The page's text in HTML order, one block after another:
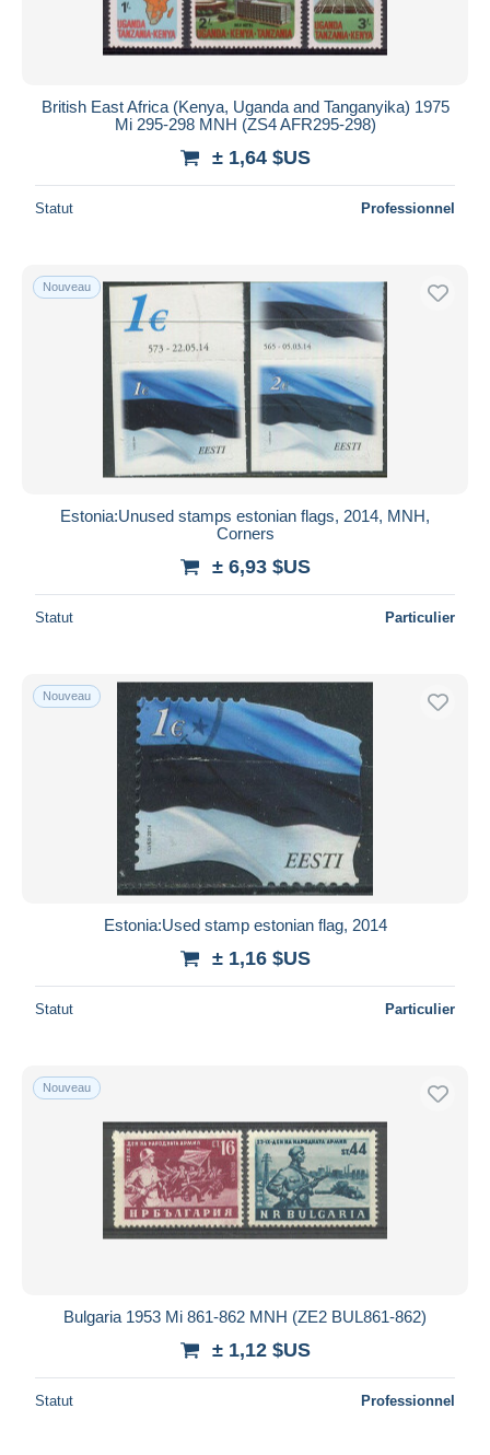
British East Africa (Kenya, Uganda and Tanganyika) 1975
Mi 295-298 MNH (ZS4 AFR295-298)
± 1,64 $US
Statut Professionnel
Nouveau
Estonia:Unused stamps estonian flags, 2014, MNH,
Corners
± 6,93 $US
Statut Particulier
Nouveau
Estonia:Used stamp estonian flag, 2014
± 1,16 $US
Statut Particulier
Nouveau
Bulgaria 1953 Mi 861-862 MNH (ZE2 BUL861-862)
± 1,12 $US
Statut Professionnel